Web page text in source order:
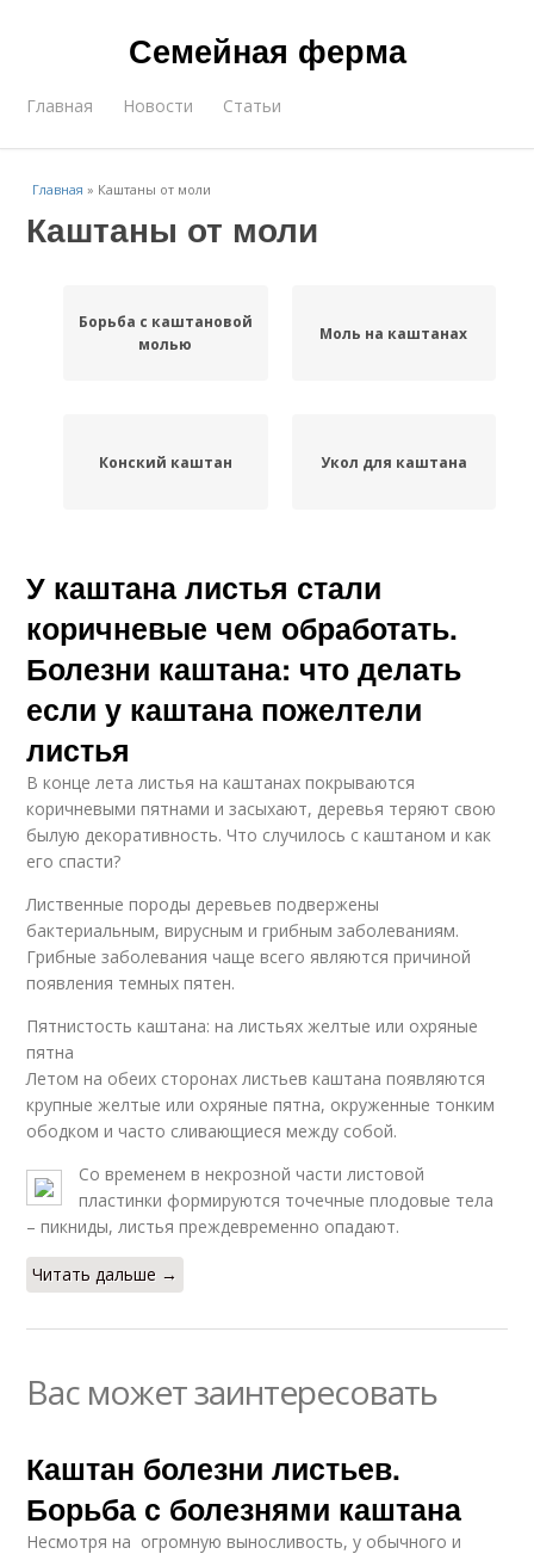
Семейная ферма
Главная Новости Статьи
Главная » Каштаны от моли
Каштаны от моли
Борьба с каштановой
молью
Моль на каштанах
Конский каштан Укол для каштана
У каштана листья стали
коричневые чем обработать.
Болезни каштана: что делать
если у каштана пожелтели
листья
В конце лета листья на каштанах покрываются
коричневыми пятнами и засыхают, деревья теряют свою
былую декоративность. Что случилось с каштаном и как
его спасти?
Лиственные породы деревьев подвержены
бактериальным, вирусным и грибным заболеваниям.
Грибные заболевания чаще всего являются причиной
появления темных пятен.
Пятнистость каштана: на листьях желтые или охряные
пятна
Летом на обеих сторонах листьев каштана появляются
крупные желтые или охряные пятна, окруженные тонким
ободком и часто сливающиеся между собой.
Со временем в некрозной части листовой
пластинки формируются точечные плодовые тела
– пикниды, листья преждевременно опадают.
Читать дальше →
Вас может заинтересовать
Каштан болезни листьев.
Борьба с болезнями каштана
Несмотря на огромную выносливость, у обычного и